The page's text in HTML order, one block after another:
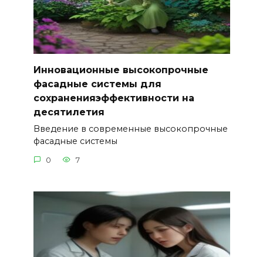
Инновационные высокопрочные
фасадные системы для
сохраненияэффективности на
десятилетия
Введение в современные высокопрочные
фасадные системы
0 7